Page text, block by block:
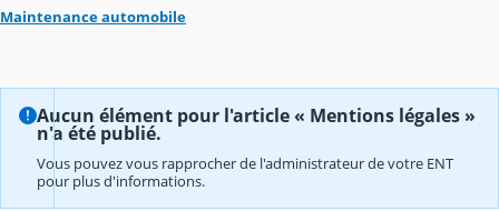
Maintenance automobile
Aucun élément pour l'article « Mentions légales »
n'a été publié.
Vous pouvez vous rapprocher de l'administrateur de votre ENT
pour plus d'informations.